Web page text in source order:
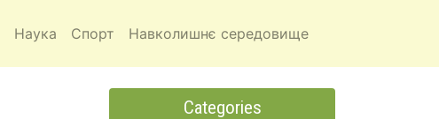
Наука Спорт Навколишнє середовище
Categories